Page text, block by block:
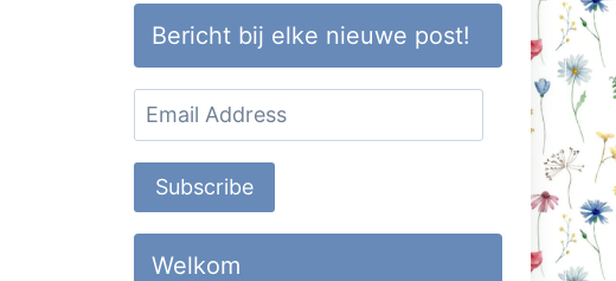
Bericht bij elke nieuwe post!
Email
Address
Subscribe
Welkom